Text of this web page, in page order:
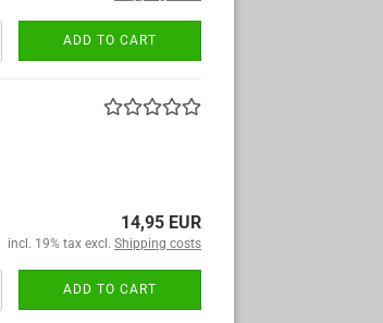
ADD TO CART
14,95 EUR
incl. 19% tax excl. Shipping costs
ADD TO CART